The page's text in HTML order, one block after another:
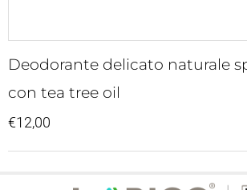
Deodorante delicato naturale
con tea tree oil
€12,00